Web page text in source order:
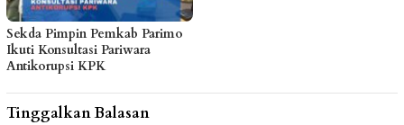
Sekda Pimpin Pemkab Parimo
Ikuti Konsultasi Pariwara
Antikorupsi KPK
Tinggalkan Balasan